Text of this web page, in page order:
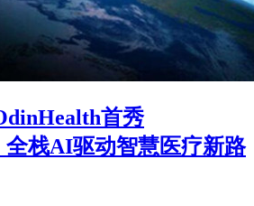
首秀
全栈AI驱动智慧医疗新路